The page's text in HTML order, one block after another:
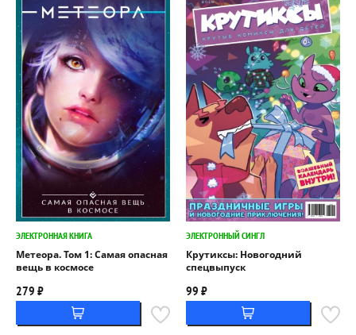
ЭЛЕКТРОННАЯ КНИГА
Метеора. Том 1: Самая опасная
вещь в космосе
279 ₽
ЭЛЕКТРОННЫЙ СИНГЛ
Крутиксы: Новогодний
спецвыпуск
99 ₽